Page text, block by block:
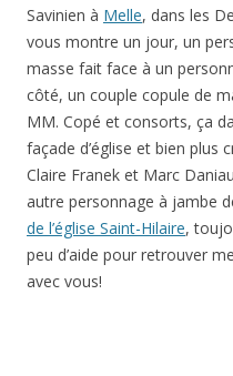
Savinien à Melle, dans les
vous montre un jour, un
masse fait face à un
côté, un couple copule de
MM. Copé et consorts, ça
façade d’église et bien plus
Claire Franek et Marc
autre personnage à jambe
de l’église Saint-Hilaire,
peu d’aide pour retrouver
avec vous!